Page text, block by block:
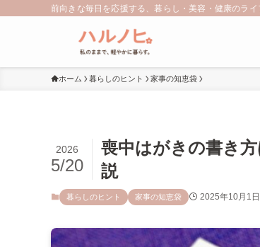
前向きな毎日を応援する、暮らし・美容・健康のライ
ホーム 暮らしのヒント 家事の知恵袋
喪中はがきの書き
説
2026
5/20
暮らしのヒント 家事の知恵袋 2025年10月1日